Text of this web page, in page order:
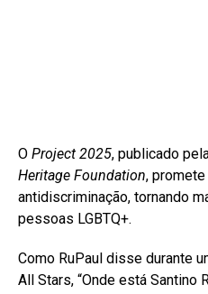
O Project 2025, publicado
Heritage Foundation,
antidiscriminação, tornando
pessoas LGBTQ+.
Como RuPaul disse durante
All Stars, “Onde está Santino